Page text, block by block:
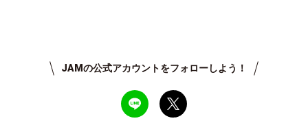
JAMの公式アカウントをフォローしよう！